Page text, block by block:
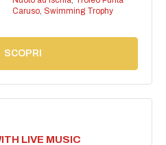
Caruso, Swimming Trophy
SCOPRI
LIVE MUSIC